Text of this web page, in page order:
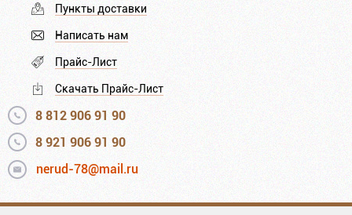
Пункты доставки
Написать нам
Прайс-Лист
Скачать Прайс-Лист
8 812 906 91 90
8 921 906 91 90
nerud-78@mail.ru